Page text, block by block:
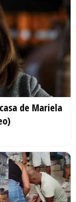
de Mariela